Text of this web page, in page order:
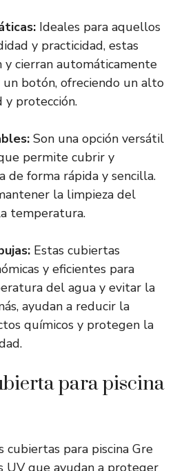
Ideales para aquellos
y practicidad, estas
y cierran automáticamente
un botón, ofreciendo un alto
y protección.
Son una opción versátil
permite cubrir y
de forma rápida y sencilla.
la limpieza del
temperatura.
Estas cubiertas
y eficientes para
del agua y evitar la
ayudan a reducir la
químicos y protegen la
para piscina
cubiertas para piscina Gre